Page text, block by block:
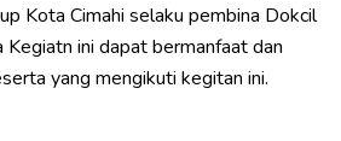
Kota Cimahi selaku pembina Dokcil
ini dapat bermanfaat dan
yang mengikuti kegitan ini.